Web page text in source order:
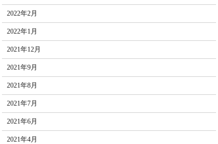
2022年2月
2022年1月
2021年12月
2021年9月
2021年8月
2021年7月
2021年6月
2021年4月